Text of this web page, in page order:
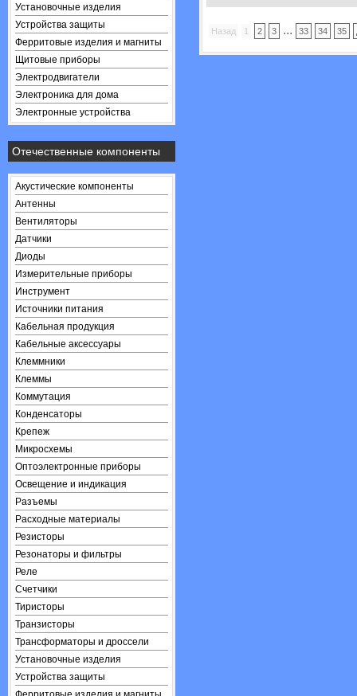
Установочные изделия
Устройства защиты
Ферритовые изделия и магниты
Щитовые приборы
Электродвигатели
Электроника для дома
Электронные устройства
Отечественные компоненты
Акустические компоненты
Антенны
Вентиляторы
Датчики
Диоды
Измерительные приборы
Инструмент
Источники питания
Кабельная продукция
Кабельные аксессуары
Клеммники
Клеммы
Коммутация
Конденсаторы
Крепеж
Микросхемы
Оптоэлектронные приборы
Освещение и индикация
Разъемы
Расходные материалы
Резисторы
Резонаторы и фильтры
Реле
Счетчики
Тиристоры
Транзисторы
Трансформаторы и дроссели
Установочные изделия
Устройства защиты
Назад 1 2 3 ... 33 34 35